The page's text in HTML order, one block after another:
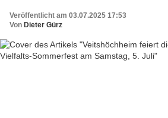
Veröffentlicht am 03.07.2025 17:53
Von Dieter Gürz